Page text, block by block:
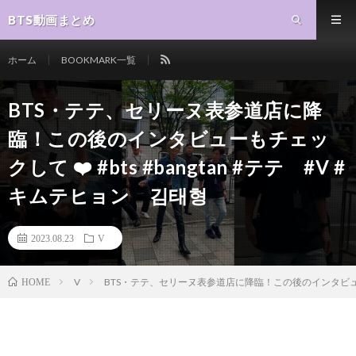
BTS動画まとめ
ホーム BOOKMARK一覧
BTS・テテ、セリーヌ表参道店に降
臨！この後のインタビューもチェッ
クして ❤️ #bts #bangtan #テテ #V #
キムテヒョン 김태형
2023.08.23 V
HOME V BTS・テテ、セリーヌ表参道店に降臨！この後のインタ